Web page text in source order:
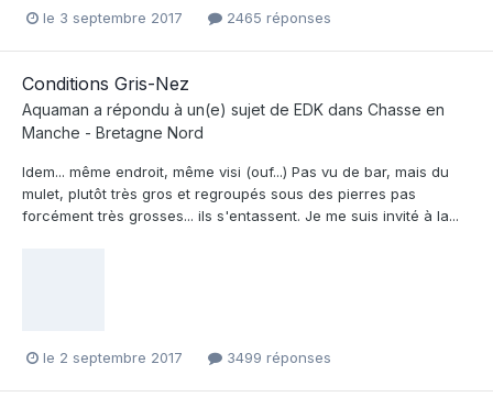
le 3 septembre 2017 2465 réponses
Conditions Gris-Nez
Aquaman a répondu à un(e) sujet de EDK dans Chasse en
Manche - Bretagne Nord
Idem... même endroit, même visi (ouf...) Pas vu de bar, mais du
mulet, plutôt très gros et regroupés sous des pierres pas
forcément très grosses... ils s'entassent. Je me suis invité à la...
le 2 septembre 2017 3499 réponses